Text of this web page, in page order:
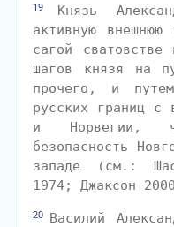
19
Князь
активную
сагой
шагов князя на
прочего, и
русских границ с
и Норвегии,
безопасность
западе (см.:
1974; Джаксон
20
Василий